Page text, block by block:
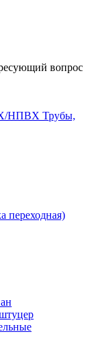
вопрос
Трубы,
переходная)